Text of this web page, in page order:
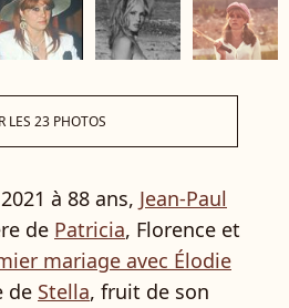
LES 23 PHOTOS
à 88 ans, Jean-Paul
de Patricia, Florence et
mariage avec Élodie
de Stella, fruit de son